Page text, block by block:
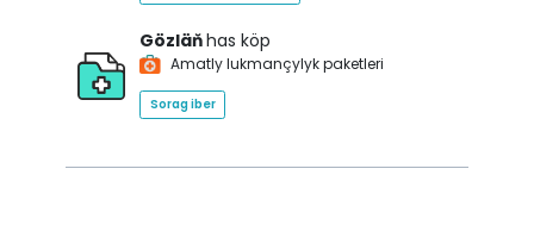
Gözläňhas köp
Amatly lukmançylyk paketleri
Sorag iber